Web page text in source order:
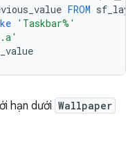
FROM
'Taskbar%'
hạn dưới Wallpaper